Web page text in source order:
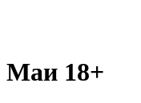
Маи 18+